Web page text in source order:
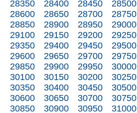
28350
28400 28450 28500
28600
28650 28700 28750
28850
28900 28950 29000
29100
29150 29200 29250
29350
29400 29450 29500
29600
29650 29700 29750
29850
29900 29950 30000
30100
30150 30200 30250
30350
30400 30450 30500
30600
30650 30700 30750
30850
30900 30950 31000